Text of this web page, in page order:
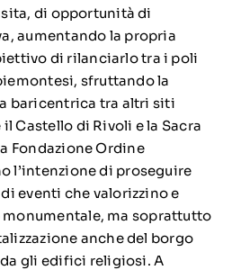
di opportunità di
aumentando la propria
di rilanciarlo tra i poli
sfruttando la
baricentrica tra altri siti
Castello di Rivoli e la Sacra
Fondazione Ordine
l’intenzione di proseguire
eventi che valorizzino e
ma soprattutto
anche del borgo
gli edifici religiosi. A